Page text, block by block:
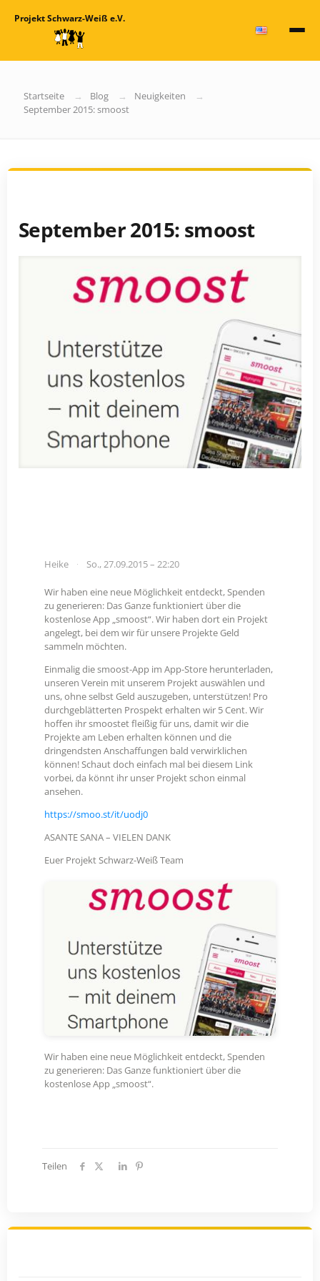
Projekt Schwarz-Weiß e.V.
Startseite Blog
Neuigkeiten
September 2015: smoost
September 2015: smoost
Heike So., 27.09.2015 – 22:20
Wir haben eine neue Möglichkeit entdeckt, Spenden
zu generieren: Das Ganze funktioniert über die
kostenlose App „smoost“. Wir haben dort ein Projekt
angelegt, bei dem wir für unsere Projekte Geld
sammeln möchten.
Einmalig die smoost-App im App-Store herunterladen,
unseren Verein mit unserem Projekt auswählen und
uns, ohne selbst Geld auszugeben, unterstützen! Pro
durchgeblätterten Prospekt erhalten wir 5 Cent. Wir
hoffen ihr smoostet fleißig für uns, damit wir die
Projekte am Leben erhalten können und die
dringendsten Anschaffungen bald verwirklichen
können! Schaut doch einfach mal bei diesem Link
vorbei, da könnt ihr unser Projekt schon einmal
ansehen.
https://smoo.st/it/uodj0
ASANTE SANA – VIELEN DANK
Euer Projekt Schwarz-Weiß Team
Wir haben eine neue Möglichkeit entdeckt, Spenden
zu generieren: Das Ganze funktioniert über die
kostenlose App „smoost“.
Teilen